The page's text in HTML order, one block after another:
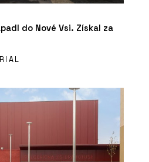
do Nové Vsi. Získal za